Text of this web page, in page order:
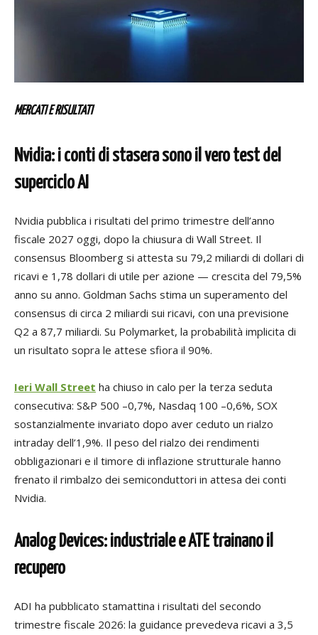
MERCATI E RISULTATI
Nvidia: i conti di stasera sono il vero test del
superciclo AI
Nvidia pubblica i risultati del primo trimestre dell’anno
fiscale 2027 oggi, dopo la chiusura di Wall Street. Il
consensus Bloomberg si attesta su 79,2 miliardi di dollari di
ricavi e 1,78 dollari di utile per azione — crescita del 79,5%
anno su anno. Goldman Sachs stima un superamento del
consensus di circa 2 miliardi sui ricavi, con una previsione
Q2 a 87,7 miliardi. Su Polymarket, la probabilità implicita di
un risultato sopra le attese sfiora il 90%.
Ieri Wall Street ha chiuso in calo per la terza seduta
consecutiva: S&P 500 –0,7%, Nasdaq 100 –0,6%, SOX
sostanzialmente invariato dopo aver ceduto un rialzo
intraday dell’1,9%. Il peso del rialzo dei rendimenti
obbligazionari e il timore di inflazione strutturale hanno
frenato il rimbalzo dei semiconduttori in attesa dei conti
Nvidia.
Analog Devices: industriale e ATE trainano il
recupero
ADI ha pubblicato stamattina i risultati del secondo
trimestre fiscale 2026: la guidance prevedeva ricavi a 3,5